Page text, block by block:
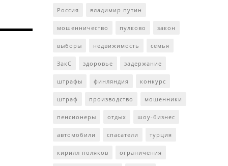
Россия владимир путин
мошенничество пулково закон
выборы недвижимость семья
ЗакС здоровье задержание
штрафы финляндия конкурс
штраф производство мошенники
пенсионеры отдых шоу-бизнес
автомобили спасатели турция
кирилл поляков ограничения